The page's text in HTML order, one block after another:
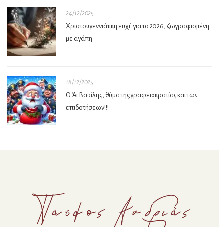
24/12/2025
Χριστουγεννιάτικη ευχή για το 2026, ζωγραφισμένη
με αγάπη
18/12/2025
Ο Άι Βασίλης, θύμα της γραφειοκρατίας και των
επιδοτήσεων!!!